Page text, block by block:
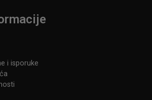
i isporuke